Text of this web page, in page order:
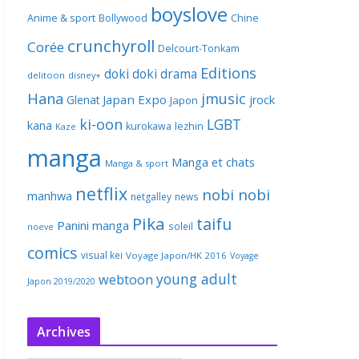
Anime & sport Bollywood boyslove Chine
Corée crunchyroll Delcourt-Tonkam
delitoon disney+ doki doki drama Editions
Hana Glenat Japan Expo Japon jmusic jrock
kana Kaze ki-oon kurokawa lezhin LGBT
manga Manga & sport Manga et chats
manhwa netflix netgalley news nobi nobi
noeve Panini manga Pika soleil taifu
comics visual kei Voyage Japon/HK 2016 Voyage
Japon 2019/2020 webtoon young adult
Archives